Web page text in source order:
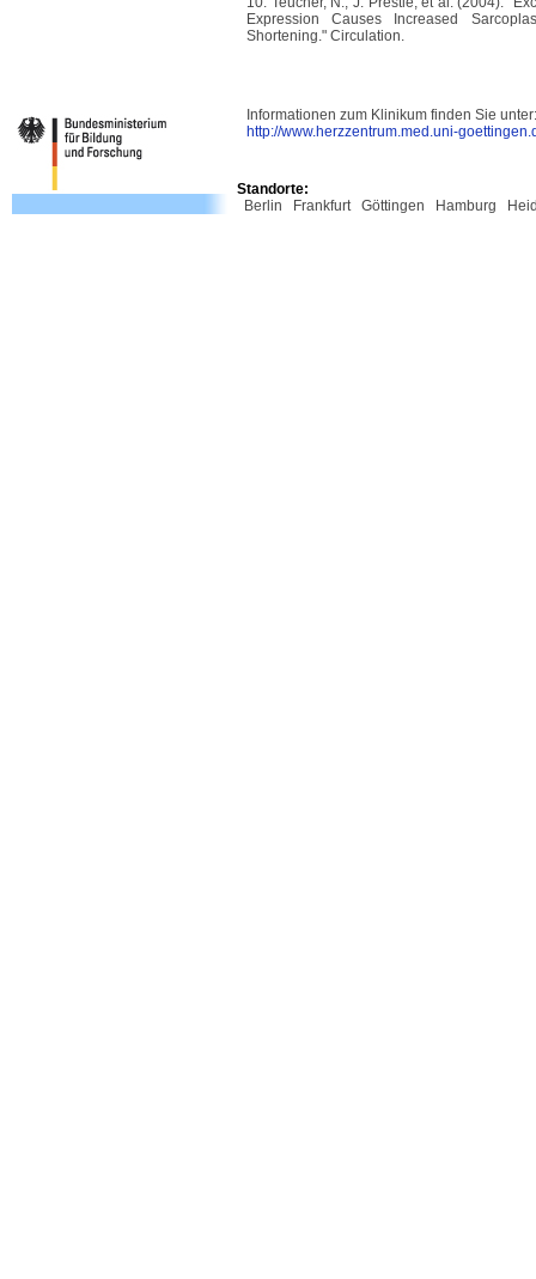
Expression Causes Increased
Shortening." Circulation.
Informationen zum Klinikum finden Sie unter:
http://www.herzzentrum.med.uni-
Standorte:
Berlin
Frankfurt Göttingen Hamburg